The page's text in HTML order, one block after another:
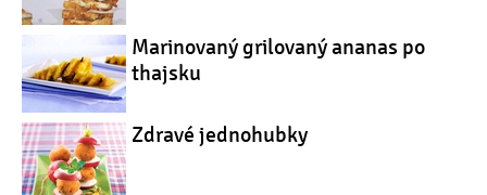
Marinovaný grilovaný ananas po
thajsku
Zdravé jednohubky